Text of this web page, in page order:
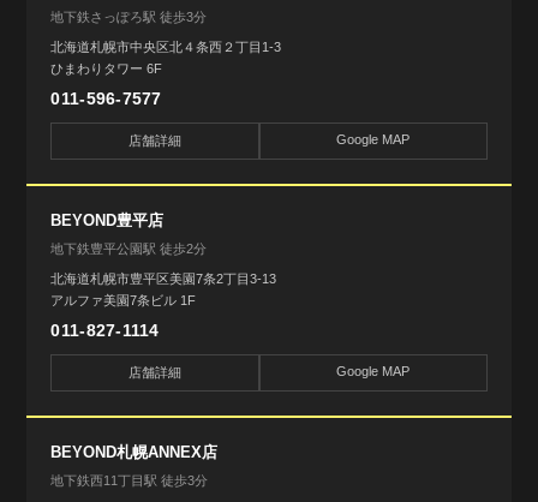
地下鉄さっぽろ駅 徒歩3分
北海道札幌市中央区北４条西２丁目1-3
ひまわりタワー 6F
011-596-7577
店舗詳細 Google MAP
BEYOND豊平店
地下鉄豊平公園駅 徒歩2分
北海道札幌市豊平区美園7条2丁目3-13
アルファ美園7条ビル 1F
011-827-1114
店舗詳細 Google MAP
BEYOND札幌ANNEX店
地下鉄西11丁目駅 徒歩3分